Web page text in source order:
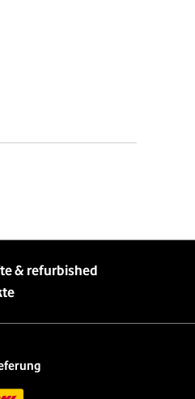
& refurbished